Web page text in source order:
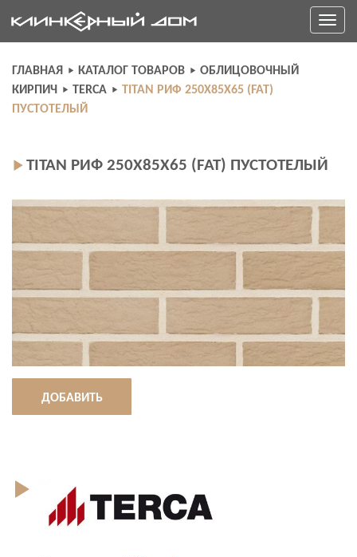
to
content
Toggle
ГЛАВНАЯ КАТАЛОГ ТОВАРОВ
ОБЛИЦОВОЧНЫЙ
КИРПИЧ
TERCA
TITAN РИФ 250X85X65 (FAT)
ПУСТОТЕЛЫЙ
TITAN РИФ 250X85X65 (FAT) ПУСТОТЕЛЫЙ
ДОБАВИТЬ